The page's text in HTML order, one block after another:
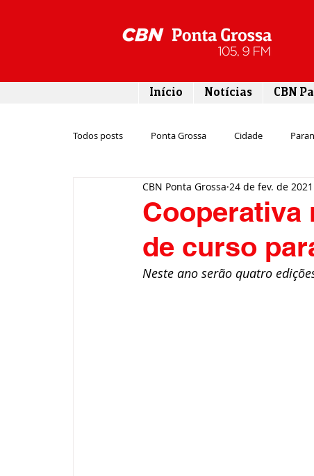
Início Notícias CBN
Todos posts Ponta Grossa Cidade
Emprego Campos Gerais
Rodovias Agronegócio
Cooperativa
de curso
CBN Ponta Grossa 24 de fev. de 2021
Neste ano serão quatro